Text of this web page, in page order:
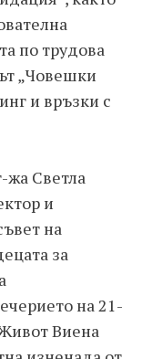
по трудова
„Човешки
и връзки с
жа Светла
и
на
за
на 21-
Виена